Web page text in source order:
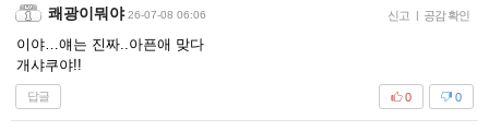
쾌광이뭐야 26-07-08 06:06 신고 | 공감 확인
이야…얘는 진짜..아픈애 맞다
개샤쿠야!!
답글 0
0